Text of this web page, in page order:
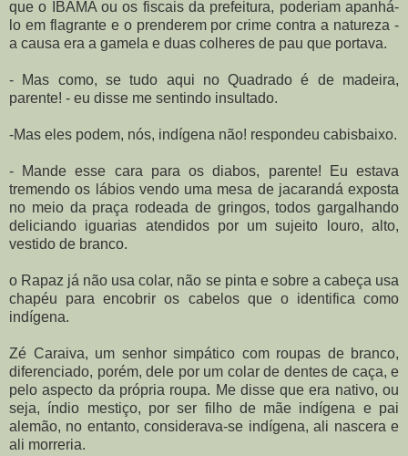
que o IBAMA ou os fiscais da prefeitura, poderiam apanhá-
lo em flagrante e o prenderem por crime contra a natureza -
a causa era a gamela e duas colheres de pau que portava.
- Mas como, se tudo aqui no Quadrado é de madeira,
parente! - eu disse me sentindo insultado.
-Mas eles podem, nós, indígena não! respondeu cabisbaixo.
- Mande esse cara para os diabos, parente! Eu estava
tremendo os lábios vendo uma mesa de jacarandá exposta
no meio da praça rodeada de gringos, todos gargalhando
deliciando iguarias atendidos por um sujeito louro, alto,
vestido de branco.
o Rapaz já não usa colar, não se pinta e sobre a cabeça usa
chapéu para encobrir os cabelos que o identifica como
indígena.
Zé Caraiva, um senhor simpático com roupas de branco,
diferenciado, porém, dele por um colar de dentes de caça, e
pelo aspecto da própria roupa. Me disse que era nativo, ou
seja, índio mestiço, por ser filho de mãe indígena e pai
alemão, no entanto, considerava-se indígena, ali nascera e
ali morreria.